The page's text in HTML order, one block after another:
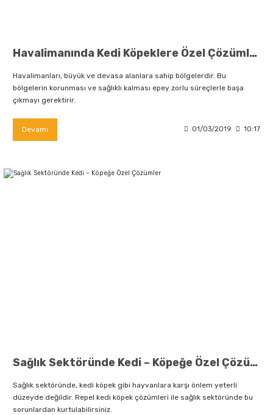
Havalimanında Kedi Köpeklere Özel Çözümler
Havalimanları, büyük ve devasa alanlara sahip bölgelerdir. Bu
bölgelerin korunması ve sağlıklı kalması epey zorlu süreçlerle başa
çıkmayı gerektirir.
Devamı 01/03/2019 10:17
Sağlık Sektöründe Kedi – Köpeğe Özel Çözümler
Sağlık sektöründe, kedi köpek gibi hayvanlara karşı önlem yeterli
düzeyde değildir. Repel kedi köpek çözümleri ile sağlık sektöründe bu
sorunlardan kurtulabilirsiniz.